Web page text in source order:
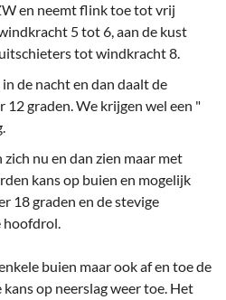
en neemt flink toe tot vrij
5 tot 6, aan de kust
tot windkracht 8.
de nacht en dan daalt de
graden. We krijgen wel een "
nu en dan zien maar met
kans op buien en mogelijk
18 graden en de stevige
hoofdrol.
buien maar ook af en toe de
op neerslag weer toe. Het